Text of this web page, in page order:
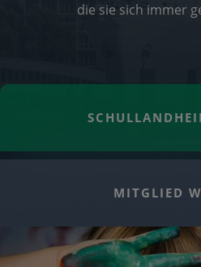
die sie sich immer
MITGLIED